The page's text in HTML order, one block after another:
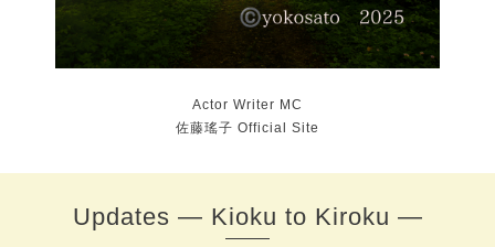
Actor Writer MC
佐藤瑤子 Official Site
Updates — Kioku to Kiroku —